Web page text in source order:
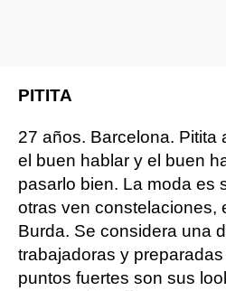
PITITA
27 años. Barcelona. Pitita
el buen hablar y el buen
pasarlo bien. La moda es
otras ven constelaciones,
Burda. Se considera una
trabajadoras y
puntos fuertes son sus